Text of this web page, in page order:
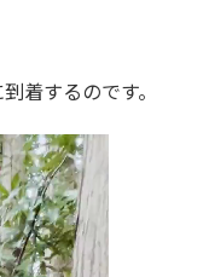
着するのです。